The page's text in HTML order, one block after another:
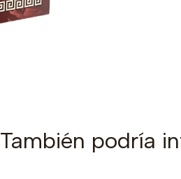
También podría